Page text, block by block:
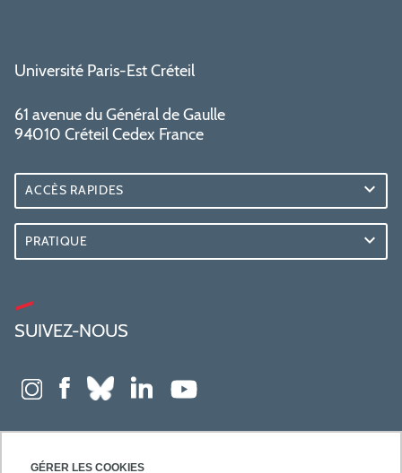
GÉRER LES COOKIES
Université Paris-Est Créteil
61 avenue du Général de Gaulle
94010 Créteil Cedex France
ACCÈS RAPIDES
PRATIQUE
SUIVEZ-NOUS